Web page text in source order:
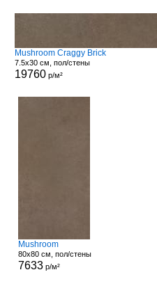
Mushroom Craggy Brick
7.5x30 см, пол/стены
19760р/м²
Mushroom
80x80 см, пол/стены
7633 р/м²